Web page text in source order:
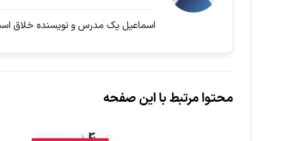
اسماعیل یک مدرس و نویسنده خلاق
محتوا مرتبط با این صفحه